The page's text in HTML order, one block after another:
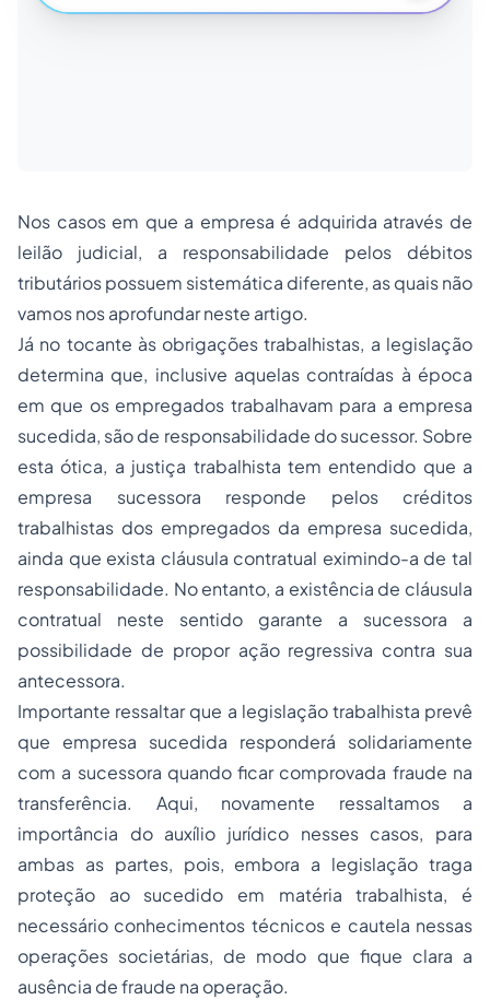
Nos casos em que a empresa é adquirida através de
leilão judicial, a responsabilidade pelos débitos
tributários possuem sistemática diferente, as quais não
vamos nos aprofundar neste artigo.
Já no tocante às obrigações trabalhistas, a legislação
determina que, inclusive aquelas contraídas à época
em que os empregados trabalhavam para a empresa
sucedida, são de responsabilidade do sucessor. Sobre
esta ótica, a justiça trabalhista tem entendido que a
empresa sucessora responde pelos créditos
trabalhistas dos empregados da empresa sucedida,
ainda que exista cláusula contratual eximindo-a de tal
responsabilidade. No entanto, a existência de cláusula
contratual neste sentido garante a sucessora a
possibilidade de propor ação regressiva contra sua
antecessora.
Importante ressaltar que a legislação trabalhista prevê
que empresa sucedida responderá solidariamente
com a sucessora quando ficar comprovada fraude na
transferência. Aqui, novamente ressaltamos a
importância do auxílio jurídico nesses casos, para
ambas as partes, pois, embora a legislação traga
proteção ao sucedido em matéria trabalhista, é
necessário conhecimentos técnicos e cautela nessas
operações societárias, de modo que fique clara a
ausência de fraude na operação.